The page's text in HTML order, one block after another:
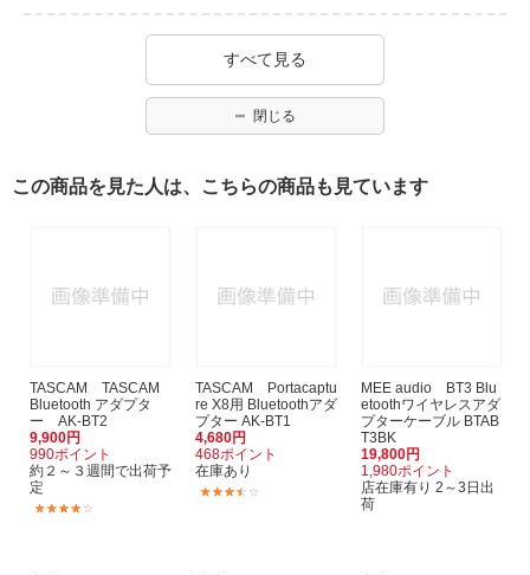
すべて見る
閉じる
この商品を見た人は、こちらの商品も見ています
TASCAM TASCAM
Bluetooth アダプタ
ー AK-BT2
9,900円
990ポイント
約２～３週間で出荷予
定
TASCAM Portacaptu
re X8用 Bluetoothアダ
プター AK-BT1
4,680円
468ポイント
在庫あり
MEE audio BT3 Blu
etoothワイヤレスアダ
プターケーブル BTAB
T3BK
19,800円
1,980ポイント
店在庫有り 2～3日出
荷